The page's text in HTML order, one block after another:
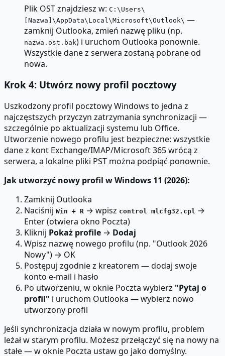
Plik OST znajdziesz w: C:\Users\
[Nazwa]\AppData\Local\Microsoft\Outlook\ —
zamknij Outlooka, zmień nazwę pliku (np.
nazwa.ost.bak) i uruchom Outlooka ponownie.
Wszystkie dane z serwera zostaną pobrane od
nowa.
Krok 4: Utwórz nowy profil pocztowy
Uszkodzony profil pocztowy Windows to jedna z
najczęstszych przyczyn zatrzymania synchronizacji —
szczególnie po aktualizacji systemu lub Office.
Utworzenie nowego profilu jest bezpieczne: wszystkie
dane z kont Exchange/IMAP/Microsoft 365 wrócą z
serwera, a lokalne pliki PST można podpiąć ponownie.
Jak utworzyć nowy profil w Windows 11 (2026):
Zamknij Outlooka
Naciśnij Win + R → wpisz control mlcfg32.cpl →
Enter (otwiera okno Poczta)
Kliknij Pokaż profile → Dodaj
Wpisz nazwę nowego profilu (np. "Outlook 2026
Nowy") → OK
Postępuj zgodnie z kreatorem — dodaj swoje
konto e-mail i hasło
Po utworzeniu, w oknie Poczta wybierz "Pytaj o
profil" i uruchom Outlooka — wybierz nowo
utworzony profil
Jeśli synchronizacja działa w nowym profilu, problem
leżał w starym profilu. Możesz przełączyć się na nowy na
stałe — w oknie Poczta ustaw go jako domyślny.